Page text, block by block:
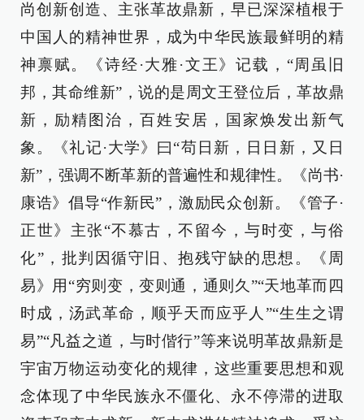
尚创新创造、主张革故鼎新，早已深深植根于
中国人的精神世界，成为中华民族最鲜明的精
神禀赋。《诗经·大雅·文王》记载，“周虽旧
邦，其命维新”，说的是周文王登位后，革故鼎
新，励精图治，百姓安居，国家焕发出新气
象。《礼记·大学》曰“苟日新，日日新，又日
新”，强调不断革新的普遍性和规律性。《尚书·
康诰》倡导“作新民”，激励民众创新。《管子·
正世》主张“不慕古，不留今，与时变，与俗
化”，批判因循守旧、抱残守缺的思想。《周
易》用“穷则变，变则通，通则久”“天地革而四
时成，汤武革命，顺乎天而应乎人”“生生之谓
易”“凡益之道，与时偕行”等来说明革故鼎新是
宇宙万物运动变化的规律，这些重要思想和观
念体现了中华民族永不僵化、永不停滞的进取